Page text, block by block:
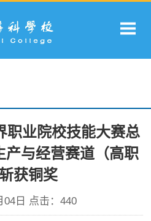
职业院校技能大赛总
产与经营赛道（高职
获铜奖
日 点击： 440